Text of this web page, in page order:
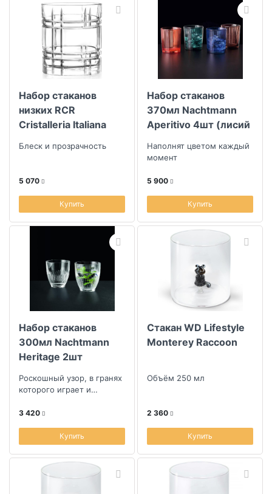
Набор стаканов
низких RCR
Cristalleria Italiana
Блеск и прозрачность
5 070
Купить
Набор стаканов
370мл Nachtmann
Aperitivo 4шт (лисий
зеленый, темно-
Наполнят цветом каждый
момент
5 900
Купить
Набор стаканов
300мл Nachtmann
Heritage 2шт
Роскошный узор, в гранях
которого играет и
3 420
Купить
Стакан WD Lifestyle
Monterey Raccoon
Объём 250 мл
2 360
Купить